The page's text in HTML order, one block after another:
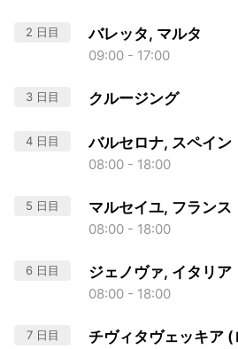
2 日目 バレッタ, マルタ
09:00 - 17:00
3 日目 クルージング
4 日目 バルセロナ, スペイン
08:00 - 18:00
5 日目 マルセイユ, フランス
08:00 - 18:00
6 日目 ジェノヴァ, イタリア
08:00 - 18:00
7 日目 チヴィタヴェッキア